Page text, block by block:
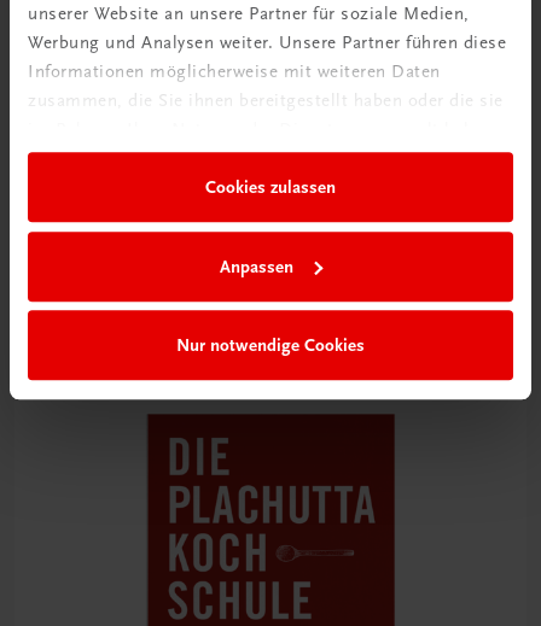
unserer Website an unsere Partner für soziale Medien,
Werbung und Analysen weiter. Unsere Partner führen diese
Informationen möglicherweise mit weiteren Daten
zusammen, die Sie ihnen bereitgestellt haben oder die sie
Cookies zulassen
Anpassen
Nur notwendige Cookies
Gastronomie
€ 99,00